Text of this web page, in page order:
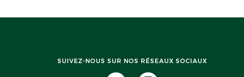
SUIVEZ-NOUS SUR NOS RÉSEAUX SOCIAUX